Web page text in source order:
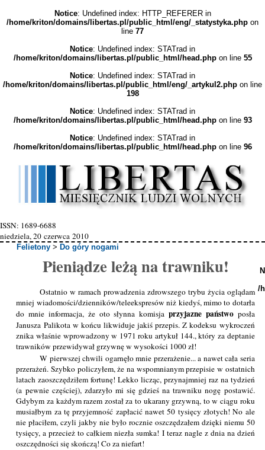
Notice: Undefined index: HTTP_REFERER in
/home/kriton/domains/libertas.pl/public_html/eng/_statystyka.php on
line 77
Notice: Undefined index: STATrad in
/home/kriton/domains/libertas.pl/public_html/head.phpon line 55
Notice: Undefined index: STATrad in
/home/kriton/domains/libertas.pl/public_html/eng/_artykul2.php on line
198
Notice: Undefined index: STATrad in
/home/kriton/domains/libertas.pl/public_html/head.phpon line 93
Notice: Undefined index: STATrad in
/home/kriton/domains/libertas.pl/public_html/head.phpon line 96
ISSN: 1689-6688
niedziela, 20 czerwca 2010
Felietony >Do góry nogami
Pieniądze leżą na trawniku!
Ostatnio w ramach prowadzenia zdrowszego trybu życia oglądam
mniej wiadomości/dzienników/teleekspresów niż kiedyś, mimo to dotarła
do mnie informacja, że oto słynna komisja przyjazne państwoposła
Janusza Palikota w końcu likwiduje jakiś przepis. Z kodeksu wykroczeń
znika właśnie wprowadzony w 1971 roku artykuł 144., który za deptanie
trawników przewidywał grzywnę w wysokości 1000 zł!
W pierwszej chwili ogarnęło mnie przerażenie... a nawet cała seria
przerażeń. Szybko policzyłem, że na wspomnianym przepisie w ostatnich
latach zaoszczędziłem fortunę! Lekko licząc, przynajmniej raz na tydzień
(a pewnie częściej), zdarzyło mi się gdzieś na trawniku nogę postawić.
Gdybym za każdym razem został za to ukarany grzywną, to w ciągu roku
musiałbym za tę przyjemność zapłacić nawet 50 tysięcy złotych! No ale
nie płaciłem, czyli jakby nie było rocznie oszczędzałem dzięki niemu 50
tysięcy, a przecież to całkiem niezła sumka! I teraz nagle z dnia na dzień
oszczędności się skończą! Co za niefart!
/